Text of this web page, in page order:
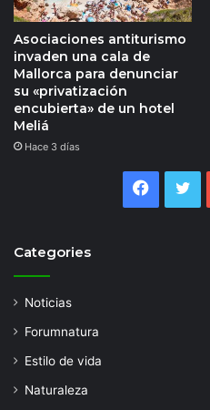
Asociaciones antiturismo
invaden una cala de
Mallorca para denunciar
su «privatización
encubierta» de un hotel
Meliá
Hace 3 días
Categories
Noticias
Forumnatura
Estilo de vida
Naturaleza